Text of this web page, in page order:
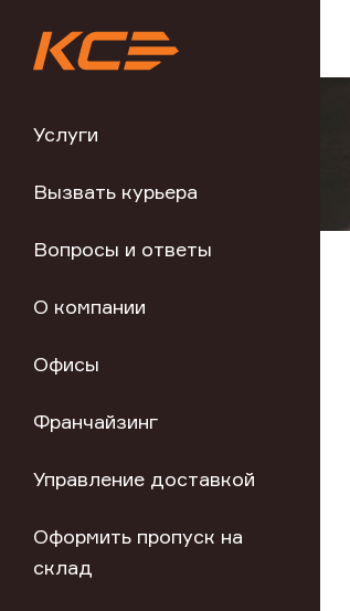
Услуги
Вызвать курьера
Вопросы и ответы
О компании
Офисы
Франчайзинг
Управление доставкой
Оформить пропуск на
склад